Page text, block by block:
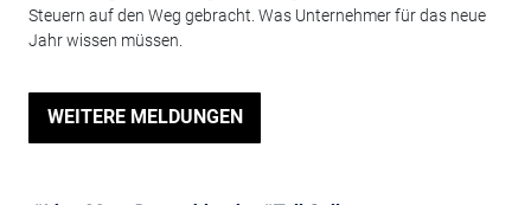
Steuern auf den Weg gebracht. Was Unternehmer für das neue
Jahr wissen müssen.
WEITERE MELDUNGEN